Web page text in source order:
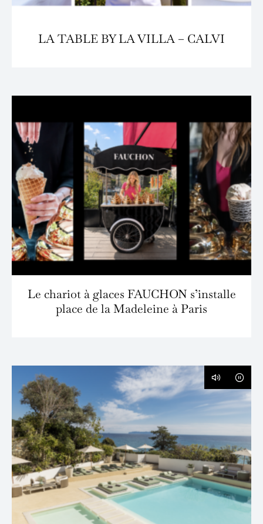
LA TABLE BY LA VILLA – CALVI
Le chariot à glaces FAUCHON s’installe
place de la Madeleine à Paris